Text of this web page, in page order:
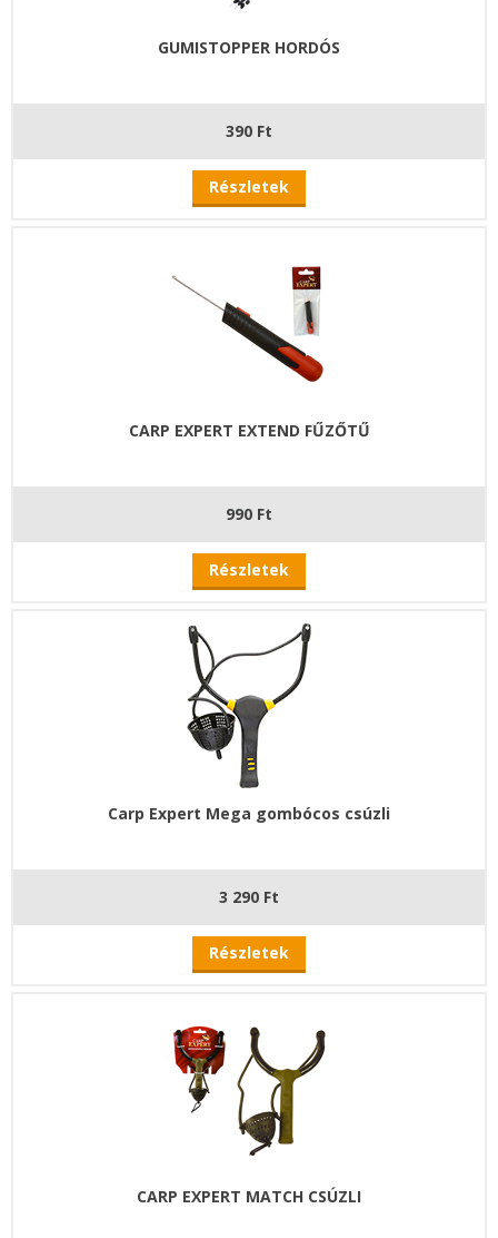
GUMISTOPPER HORDÓS
390 Ft
Részletek
CARP EXPERT EXTEND FŰZŐTŰ
990 Ft
Részletek
Carp Expert Mega gombócos csúzli
3 290 Ft
Részletek
CARP EXPERT MATCH CSÚZLI